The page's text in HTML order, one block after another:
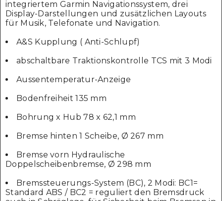
integriertem Garmin Navigationssystem, drei
Display-Darstellungen und zusätzlichen Layouts
für Musik, Telefonate und Navigation.
A&S Kupplung ( Anti-Schlupf)
abschaltbare Traktionskontrolle TCS mit 3 Modi
Aussentemperatur-Anzeige
Bodenfreiheit 135 mm
Bohrung x Hub 78 x 62,1 mm
Bremse hinten 1 Scheibe, Ø 267 mm
Bremse vorn Hydraulische
Doppelscheibenbremse, Ø 298 mm
Bremssteuerungs-System (BC), 2 Modi: BC1=
Standard ABS / BC2 = reguliert den Bremsdruck